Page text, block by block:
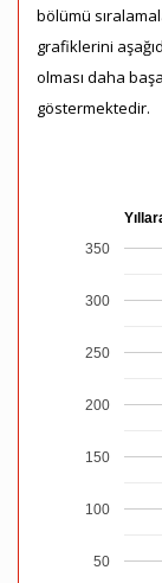
bölümü
grafiklerini
olması daha
göstermektedir.
50
100
150
200
250
300
350